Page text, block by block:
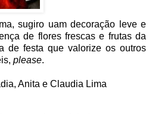
sugiro uam decoração leve e
de flores frescas e frutas da
de festa que valorize os outros
please.
Anita e Claudia Lima